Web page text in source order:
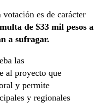
es de carácter
de $33 mil pesos a
a sufragar.
las
al proyecto que
y permite
y regionales